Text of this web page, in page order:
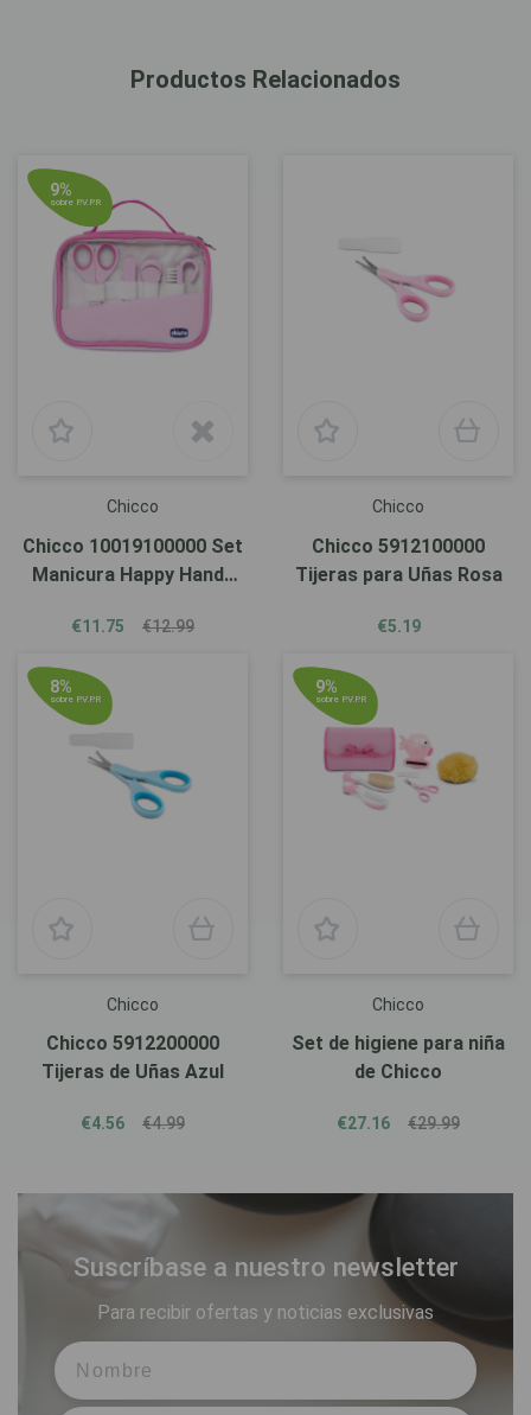
Productos Relacionados
9%
sobre P.V.P.R
Chicco
Chicco 10019100000 Set
Manicura Happy Hands
€11.75 €12.99
Chicco
Chicco 5912100000
Tijeras para Uñas Rosa
€5.19
8%
sobre P.V.P.R
Chicco
Chicco 5912200000
Tijeras de Uñas Azul
€4.56 €4.99
9%
sobre P.V.P.R
Chicco
Set de higiene para niña
de Chicco
€27.16 €29.99
Suscríbase a nuestro newsletter
Para recibir ofertas y noticias exclusivas